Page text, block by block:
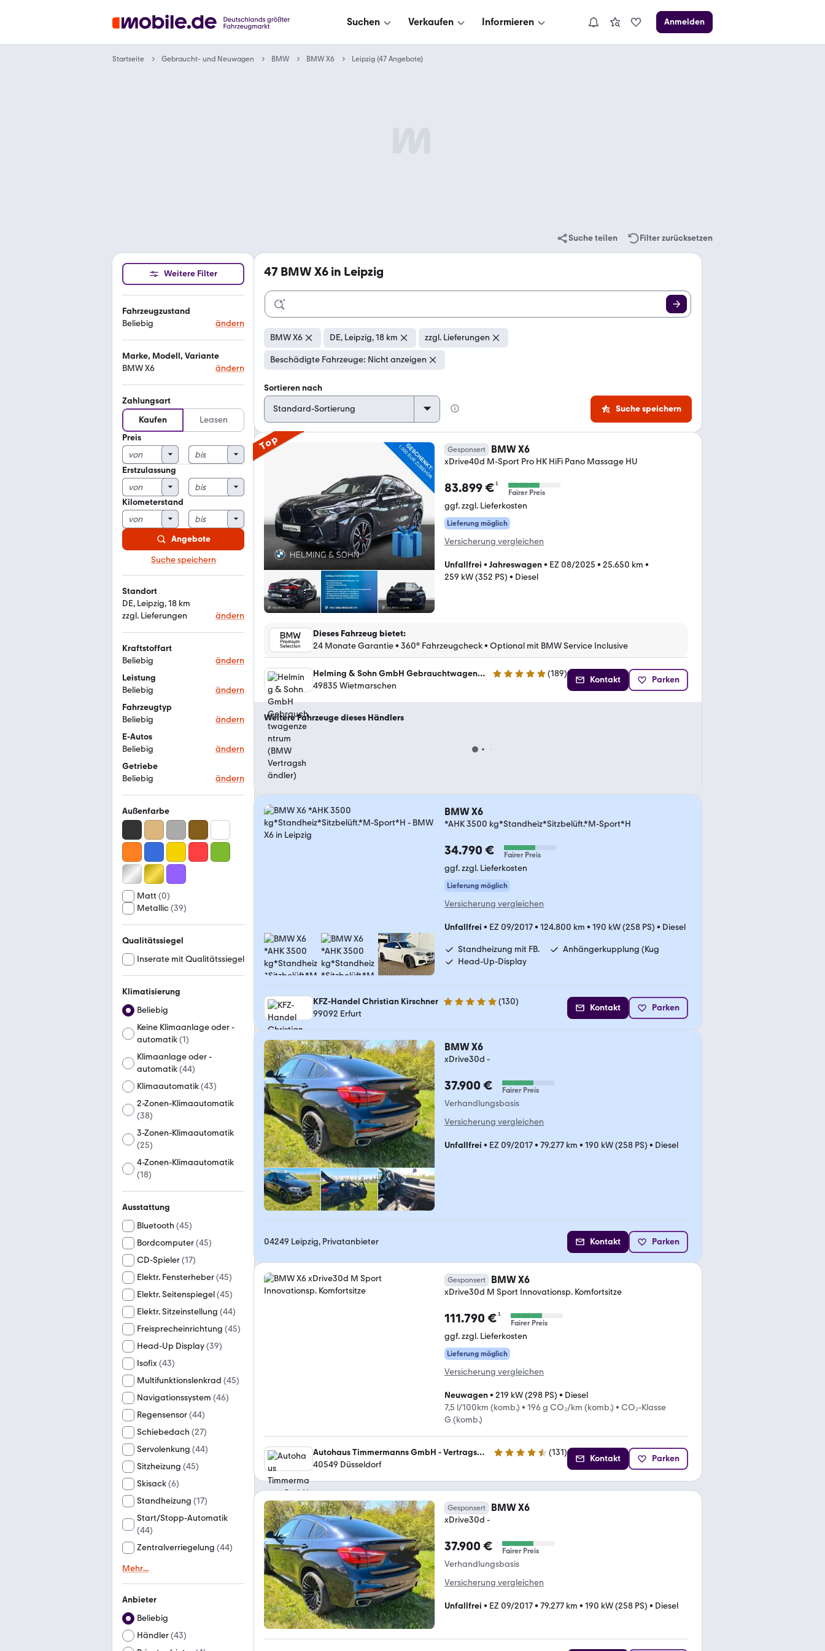
Suchen Verkaufen Informieren Anmelden
Startseite Gebraucht- und Neuwagen BMW BMW X6 Leipzig (47 Angebote)
Suche teilen Filter zurücksetzen
Weitere Filter
Fahrzeugzustand
Beliebig
ändern
Marke, Modell, Variante
BMW X6
ändern
Zahlungsart
Kaufen
Leasen
Preis
Erstzulassung
Kilometerstand
Angebote
Suche speichern
Standort
DE, Leipzig, 18 km
zzgl. Lieferungen
ändern
Kraftstoffart
Beliebig
ändern
Leistung
Beliebig
ändern
Fahrzeugtyp
Beliebig
ändern
E-Autos
Beliebig
ändern
Getriebe
Beliebig
ändern
Außenfarbe
Matt (0)
Metallic(39)
Qualitätssiegel
Inserate mit Qualitätssiegel
Klimatisierung
Beliebig
Keine Klimaanlage oder -
automatik(1)
Klimaanlage oder -
automatik(44)
Klimaautomatik(43)
2-Zonen-Klimaautomatik
(38)
3-Zonen-Klimaautomatik
(25)
4-Zonen-Klimaautomatik
(18)
Ausstattung
Bluetooth (45)
Bordcomputer(45)
CD-Spieler(17)
Elektr. Fensterheber(45)
Elektr. Seitenspiegel(45)
Elektr. Sitzeinstellung (44)
Freisprecheinrichtung (45)
Head-Up Display(39)
Isofix(43)
Multifunktionslenkrad (45)
Navigationssystem (46)
Regensensor(44)
Schiebedach (27)
Servolenkung (44)
Sitzheizung (45)
Skisack(6)
Standheizung (17)
Start/Stopp-Automatik
(44)
Zentralverriegelung (44)
Mehr...
Anbieter
Beliebig
Händler(43)
47 BMW X6 in Leipzig
BMW X6 DE, Leipzig, 18 km zzgl. Lieferungen
Beschädigte Fahrzeuge: Nicht anzeigen
Sortieren nach
Suche speichern
Top Gesponsert BMW X6
xDrive40d M-Sport Pro HK HiFi Pano Massage HU
83.899 €¹
Fairer Preis
ggf. zzgl. Lieferkosten
Lieferung möglich
Versicherung vergleichen
Unfallfrei • Jahreswagen• EZ 08/2025 • 25.650 km •
259 kW (352 PS) • Diesel
Dieses Fahrzeug bietet:
24 Monate Garantie• 360° Fahrzeugcheck• Optional mit BMW Service Inclusive
Helming & Sohn GmbH Gebrauchtwagenzentrum (BMW Vertragshändler) 5 Sterne (189)
49835 Wietmarschen
Kontakt Parken
Weitere Fahrzeuge dieses Händlers
BMW X6
*AHK 3500 kg*Standheiz*Sitzbelüft.*M-Sport*H
34.790 € Fairer Preis
ggf. zzgl. Lieferkosten
Lieferung möglich
Versicherung vergleichen
Unfallfrei • EZ 09/2017• 124.800 km • 190 kW (258 PS) • Diesel
Standheizung mit FB.
Anhängerkupplung (Kug
Head-Up-Display
KFZ-Handel Christian Kirschner 5 Sterne (130)
99092 Erfurt
Kontakt Parken
BMW X6
xDrive30d -
37.900 € Fairer Preis
Verhandlungsbasis
Versicherung vergleichen
Unfallfrei • EZ 09/2017• 79.277 km • 190 kW (258 PS) • Diesel
04249 Leipzig, Privatanbieter Kontakt Parken
Gesponsert BMW X6
xDrive30d M Sport Innovationsp. Komfortsitze
111.790 €¹
Fairer Preis
ggf. zzgl. Lieferkosten
Lieferung möglich
Versicherung vergleichen
Neuwagen• 219 kW (298 PS) • Diesel
7,5 l/100km (komb.) • 196 g CO₂/km (komb.) • CO₂-Klasse
G (komb.)
Autohaus Timmermanns GmbH - Vertragshändler der BMW AG für BMW, BMWI, BMWM und MINI 4.3 Sterne (131)
40549 Düsseldorf
Kontakt Parken
Gesponsert BMW X6
xDrive30d -
37.900 € Fairer Preis
Verhandlungsbasis
Versicherung vergleichen
Unfallfrei • EZ 09/2017• 79.277 km • 190 kW (258 PS) • Diesel